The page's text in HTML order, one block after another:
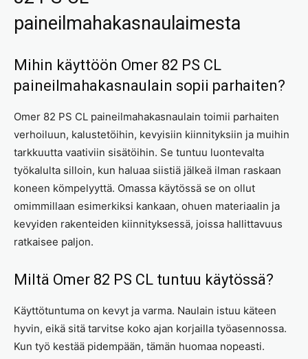
paineilmahakasnaulaimesta
Mihin käyttöön Omer 82 PS CL
paineilmahakasnaulain sopii parhaiten?
Omer 82 PS CL paineilmahakasnaulain toimii parhaiten
verhoiluun, kalustetöihin, kevyisiin kiinnityksiin ja muihin
tarkkuutta vaativiin sisätöihin. Se tuntuu luontevalta
työkalulta silloin, kun haluaa siistiä jälkeä ilman raskaan
koneen kömpelyyttä. Omassa käytössä se on ollut
omimmillaan esimerkiksi kankaan, ohuen materiaalin ja
kevyiden rakenteiden kiinnityksessä, joissa hallittavuus
ratkaisee paljon.
Miltä Omer 82 PS CL tuntuu käytössä?
Käyttötuntuma on kevyt ja varma. Naulain istuu käteen
hyvin, eikä sitä tarvitse koko ajan korjailla työasennossa.
Kun työ kestää pidempään, tämän huomaa nopeasti.